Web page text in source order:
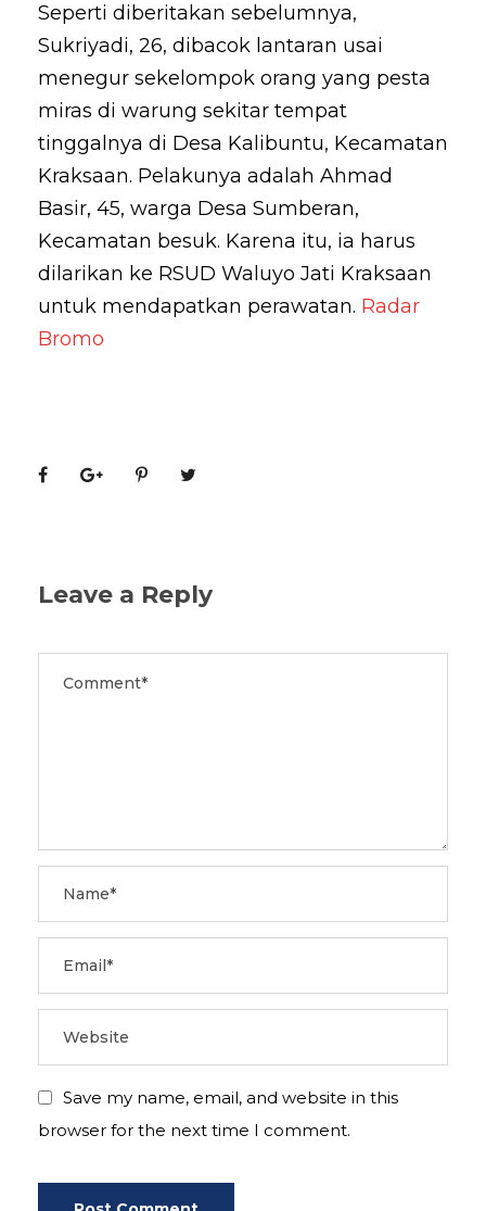
Seperti diberitakan sebelumnya,
Sukriyadi, 26, dibacok lantaran usai
menegur sekelompok orang yang pesta
miras di warung sekitar tempat
tinggalnya di Desa Kalibuntu, Kecamatan
Kraksaan. Pelakunya adalah Ahmad
Basir, 45, warga Desa Sumberan,
Kecamatan besuk. Karena itu, ia harus
dilarikan ke RSUD Waluyo Jati Kraksaan
untuk mendapatkan perawatan. Radar
Bromo
Leave a Reply
Save my name, email, and website in this
browser for the next time I comment.